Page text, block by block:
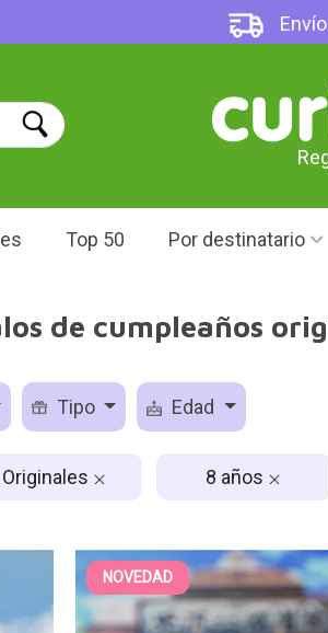
Top 50 Por destinatario
de cumpleaños
Tipo Edad
Originales 8 años
NOVEDAD